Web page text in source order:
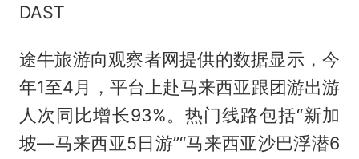
DAST
途牛旅游向观察者网提供的数据显示，今
年1至4月，平台上赴马来西亚跟团游出游
人次同比增长93%。热门线路包括“新加
坡—马来西亚5日游”“马来西亚沙巴浮潜6